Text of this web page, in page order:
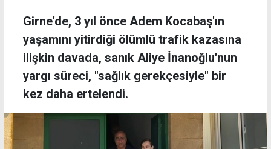
Girne'de, 3 yıl önce Adem Kocabaş'ın
yaşamını yitirdiği ölümlü trafik kazasına
ilişkin davada, sanık Aliye İnanoğlu'nun
yargı süreci, "sağlık gerekçesiyle" bir
kez daha ertelendi.